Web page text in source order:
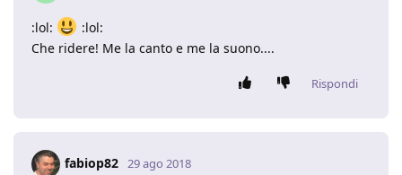
:lol:
:lol:
Che ridere! Me la canto e me la suono....
Rispondi
fabiop82 29 ago 2018